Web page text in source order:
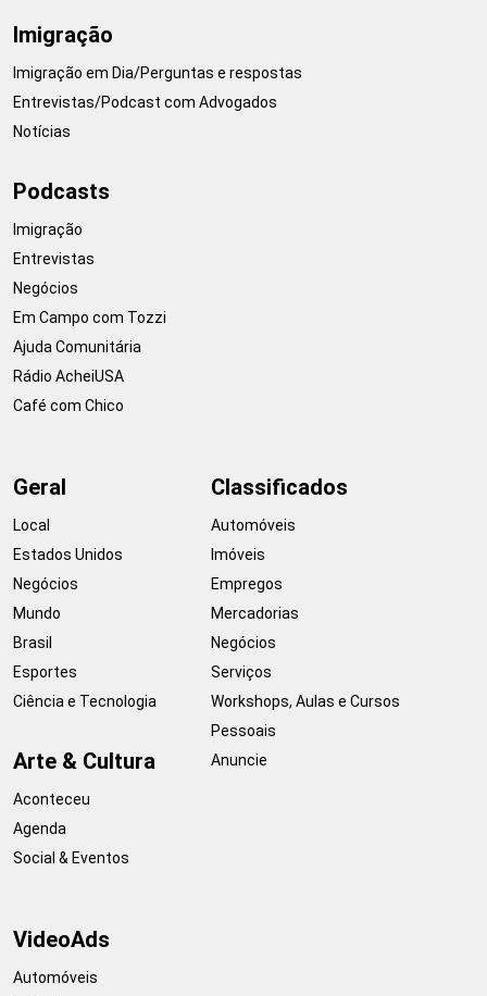
Imigração
Imigração em Dia/Perguntas e respostas
Entrevistas/Podcast com Advogados
Notícias
Podcasts
Imigração
Entrevistas
Negócios
Em Campo com Tozzi
Ajuda Comunitária
Rádio AcheiUSA
Café com Chico
Geral
Local
Estados Unidos
Negócios
Mundo
Brasil
Esportes
Ciência e Tecnologia
Arte & Cultura
Aconteceu
Agenda
Social & Eventos
Classificados
Automóveis
Imóveis
Empregos
Mercadorias
Negócios
Serviços
Workshops, Aulas e Cursos
Pessoais
Anuncie
VideoAds
Automóveis